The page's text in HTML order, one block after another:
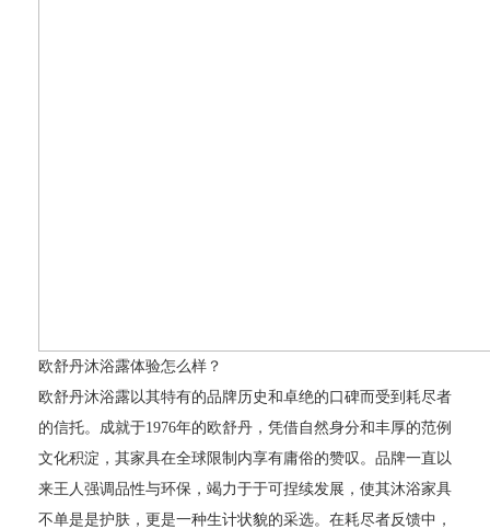
欧舒丹沐浴露体验怎么样？
欧舒丹沐浴露以其特有的品牌历史和卓绝的口碑而受到耗尽者
的信托。成就于1976年的欧舒丹，凭借自然身分和丰厚的范例
文化积淀，其家具在全球限制内享有庸俗的赞叹。品牌一直以
来王人强调品性与环保，竭力于于可捏续发展，使其沐浴家具
不单是是护肤，更是一种生计状貌的采选。在耗尽者反馈中，